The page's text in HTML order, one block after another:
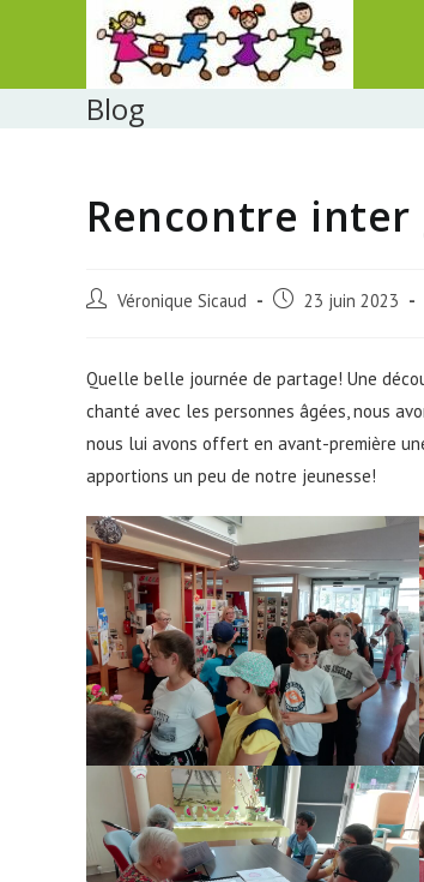
Blog
Rencontre
Post Véronique Sicaud
Post 23 juin 2023
Quelle belle journée de partage! Une
chanté avec les personnes âgées, nous
nous lui avons offert en avant-première
apportions un peu de notre jeunesse!